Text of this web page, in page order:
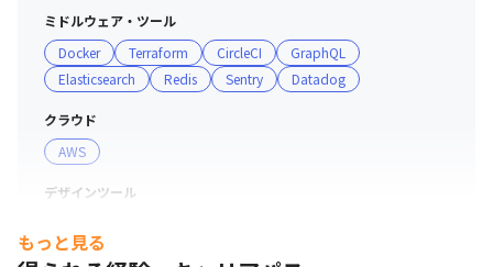
ミドルウェア・ツール
Docker
Terraform CircleCI
GraphQL
Elasticsearch
Redis Sentry Datadog
クラウド
AWS
デザインツール
もっと見る